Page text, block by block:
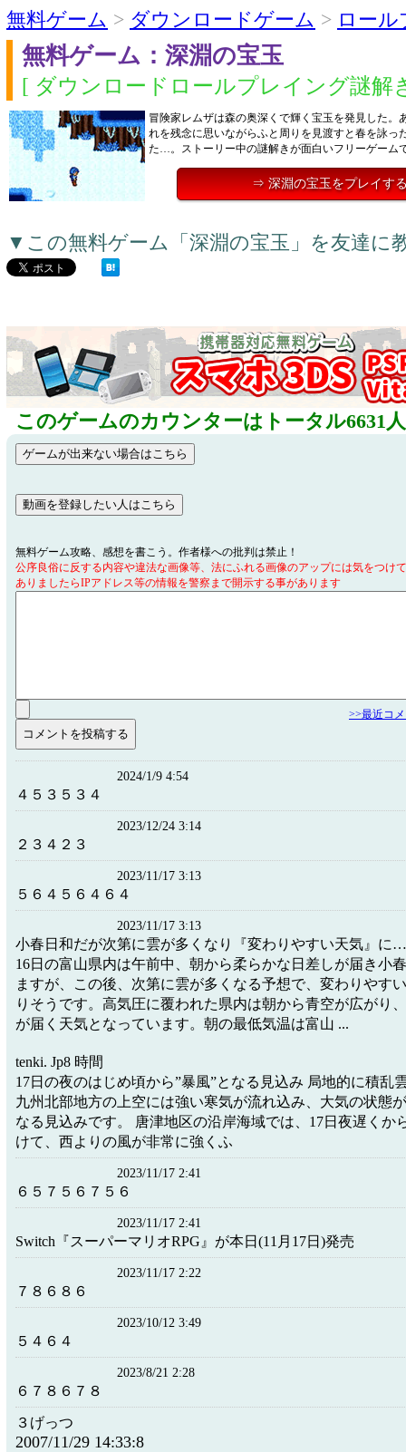
無料ゲーム > ダウンロードゲーム > ロー
無料ゲーム：深淵の宝玉
[ ダウンロードロールプレイング謎解
冒険家レムザは森の奥深くで輝く宝玉を発見した。
れを残念に思いながらふと周りを見渡すと春を詠っ
た…。ストーリー中の謎解きが面白いフリーゲーム
⇒ 深淵の宝玉をプレイす
▼この無料ゲーム「深淵の宝玉」を友達に
このゲームのカウンターはトータル6631
無料ゲーム攻略、感想を書こう。作者様への批判は禁止！
公序良俗に反する内容や違法な画像等、法にふれる画像のアップには気をつけ
ありましたらIPアドレス等の情報を警察まで開示する事があります
>>最近コ
2024/1/9 4:54
４５３５３４
2023/12/24 3:14
２３４２３
2023/11/17 3:13
５６４５６４６４
2023/11/17 3:13
小春日和だが次第に雲が多くなり『変わりやすい天気』に
16日の富山県内は午前中、朝から柔らかな日差しが届き小
ますが、この後、次第に雲が多くなる予想で、変わりやす
りそうです。高気圧に覆われた県内は朝から青空が広がり
が届く天気となっています。朝の最低気温は富山 ...
tenki. Jp8 時間
17日の夜のはじめ頃から”暴風”となる見込み 局地的に積乱
九州北部地方の上空には強い寒気が流れ込み、大気の状態
なる見込みです。 唐津地区の沿岸海域では、17日夜遅くか
けて、西よりの風が非常に強くふ
2023/11/17 2:41
６５７５６７５６
2023/11/17 2:41
Switch『スーパーマリオRPG』が本日(11月17日)発売
2023/11/17 2:22
７８６８６
2023/10/12 3:49
５４６４
2023/8/21 2:28
６７８６７８
３げっつ
2007/11/29 14:33:8